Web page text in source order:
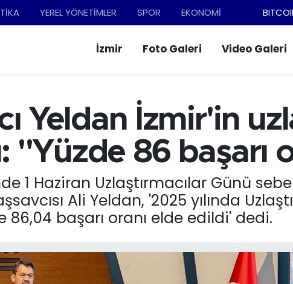
YEREL YÖNETİMLER SPOR EKONOMİ
STERLİN
İzmir Foto Galeri Video Galeri
Yeldan İzmir'in
"Yüzde 86 başarı
1 Haziran Uzlaştırmacılar Günü
Ali Yeldan, '2025 yılında
86,04 başarı oranı elde edildi' dedi.